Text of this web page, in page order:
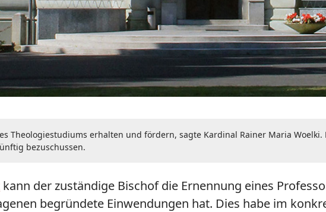
Theologiestudiums erhalten und fördern, sagte Kardinal Rainer Maria Woelki.
bezuschussen.
kann der zuständige Bischof die Ernennung eines
begründete Einwendungen hat. Dies habe im